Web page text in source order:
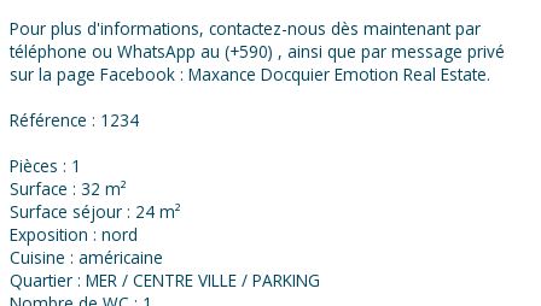
Pour plus d'informations, contactez-nous dès maintenant par
téléphone ou WhatsApp au (+590) , ainsi que par message privé
sur la page Facebook : Maxance Docquier Emotion Real Estate.
Référence : 1234
Pièces : 1
Surface : 32 m²
Surface séjour : 24 m²
Exposition : nord
Cuisine : américaine
Quartier : MER / CENTRE VILLE / PARKING